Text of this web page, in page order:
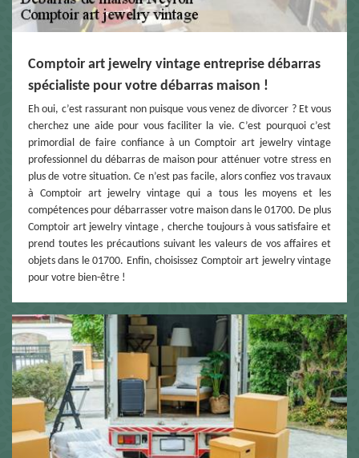
Comptoir art jewelry vintage entreprise débarras
spécialiste pour votre débarras maison !
Eh oui, c’est rassurant non puisque vous venez de divorcer ? Et vous
cherchez une aide pour vous faciliter la vie. C’est pourquoi c’est
primordial de faire confiance à un Comptoir art jewelry vintage
professionnel du débarras de maison pour atténuer votre stress en
plus de votre situation. Ce n’est pas facile, alors confiez vos travaux
à Comptoir art jewelry vintage qui a tous les moyens et les
compétences pour débarrasser votre maison dans le 01700. De plus
Comptoir art jewelry vintage , cherche toujours à vous satisfaire et
prend toutes les précautions suivant les valeurs de vos affaires et
objets dans le 01700. Enfin, choisissez Comptoir art jewelry vintage
pour votre bien-être !